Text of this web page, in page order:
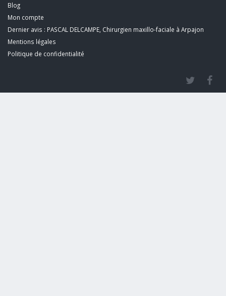
Blog
Mon compte
Dernier avis : PASCAL DELCAMPE, Chirurgien maxillo-faciale à Arpajon
Mentions légales
Politique de confidentialité